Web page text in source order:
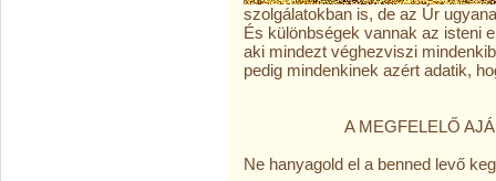
szolgálatokban is, de az Úr
És különbségek vannak az isteni
aki mindezt véghezviszi
pedig mindenkinek azért adatik,
A MEGFELELŐ
Ne hanyagold el a benned levő